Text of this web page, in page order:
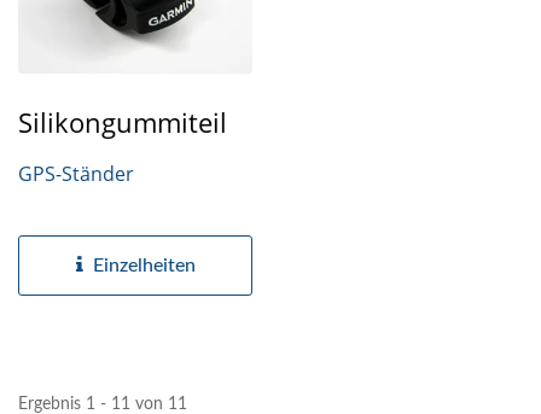
Silikongummiteil
GPS-Ständer
Einzelheiten
Ergebnis 1 - 11 von 11